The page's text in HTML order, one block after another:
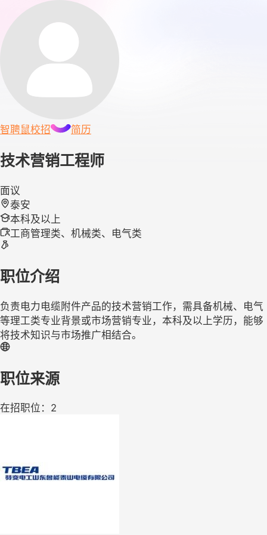
智聘鼠校招 简历
技术营销工程师
面议
泰安
本科及以上
工商管理类、机械类、电气类
职位介绍
负责电力电缆附件产品的技术营销工作，需具备机械、电气
等理工类专业背景或市场营销专业，本科及以上学历，能够
将技术知识与市场推广相结合。
职位来源
在招职位：2